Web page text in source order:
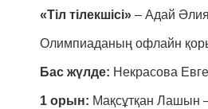
«Тіл тілекшісі» – Адай
Олимпиаданың офлайн
Бас жүлде: Некрасова
1 орын: Мақсұтқан Лашын